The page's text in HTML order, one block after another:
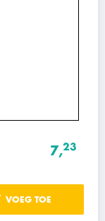
7,23
VOEG TOE